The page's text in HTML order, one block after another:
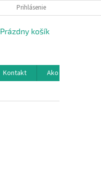
Prihlásenie
NÁKUPNÝ
Prázdny košík
Kontakt
Ako nakupovať?